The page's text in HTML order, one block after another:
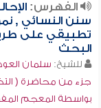
الفهرس:
سنن النسائي ,
تطبيقي على
البحث
للشيخ: سلمان
جزء من محاضرة (
بواسطة المعجم